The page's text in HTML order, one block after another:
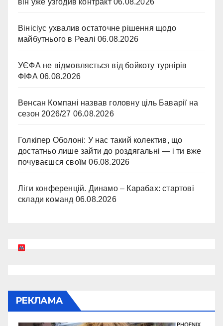
він уже узгодив контракт 06.08.2026
Вінісіус ухвалив остаточне рішення щодо
майбутнього в Реалі 06.08.2026
УЄФА не відмовляється від бойкоту турнірів
ФІФА 06.08.2026
Венсан Компані назвав головну ціль Баварії на
сезон 2026/27 06.08.2026
Голкіпер Оболоні: У нас такий колектив, що
достатньо лише зайти до роздягальні — і ти вже
почуваєшся своїм 06.08.2026
Ліги конференцій. Динамо – Карабах: стартові
склади команд 06.08.2026
РЕКЛАМА